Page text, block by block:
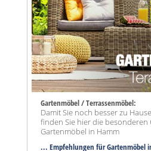
Gartenmöbel / Terrassenmöbel:
Damit Sie noch besser zu
finden Sie hier die besonderen
Gartenmöbel in Hamm
... Empfehlungen für Gartenmöbel